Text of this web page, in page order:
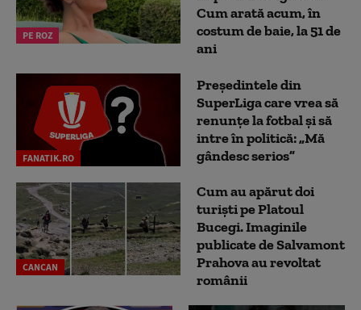
PE ROZ
Cum arată acum, în
costum de baie, la 51 de
ani
FANATIK.RO
Președintele din
SuperLiga care vrea să
renunțe la fotbal și să
intre în politică: „Mă
gândesc serios”
CANCAN
Cum au apărut doi
turiști pe Platoul
Bucegi. Imaginile
publicate de Salvamont
Prahova au revoltat
românii